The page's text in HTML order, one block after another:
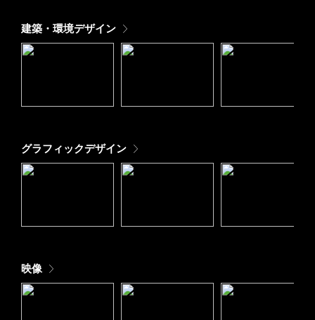
建築・環境デザイン
グラフィックデザイン
映像